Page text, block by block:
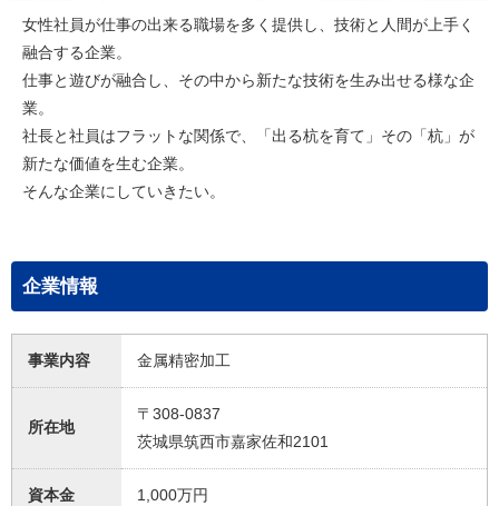
女性社員が仕事の出来る職場を多く提供し、技術と人間が上手く
融合する企業。
仕事と遊びが融合し、その中から新たな技術を生み出せる様な企
業。
社長と社員はフラットな関係で、「出る杭を育て」その「杭」が
新たな価値を生む企業。
そんな企業にしていきたい。
企業情報
事業内容 金属精密加工
所在地
〒308-0837
茨城県筑西市嘉家佐和2101
資本金 1,000万円